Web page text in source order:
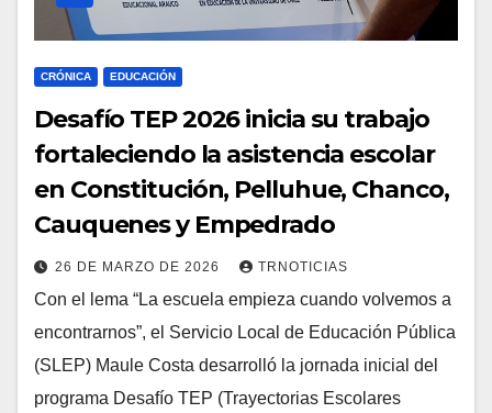
CRÓNICA EDUCACIÓN
Desafío TEP 2026 inicia su trabajo
fortaleciendo la asistencia escolar
en Constitución, Pelluhue, Chanco,
Cauquenes y Empedrado
26 DE MARZO DE 2026 TRNOTICIAS
Con el lema “La escuela empieza cuando volvemos a
encontrarnos”, el Servicio Local de Educación Pública
(SLEP) Maule Costa desarrolló la jornada inicial del
programa Desafío TEP (Trayectorias Escolares